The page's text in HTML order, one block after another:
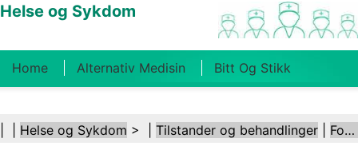
Helse og Sykdom
Home Alternativ Medisin Bitt Og Stikk
Kosthold Og Ernæring Familiehelse
Helse og Sykdom > | Tilstander og behandlinger Fordøyelseshelse